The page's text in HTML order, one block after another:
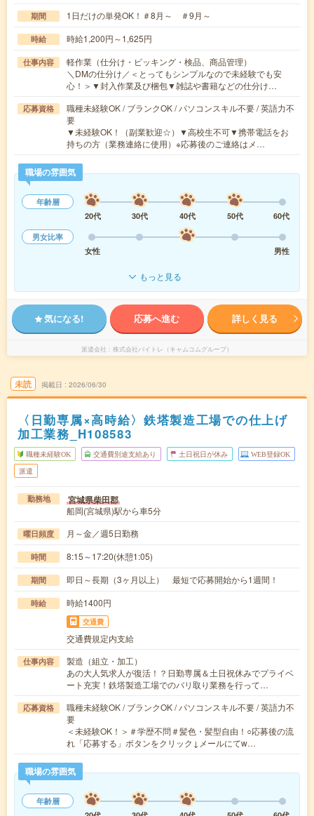
期間 1日だけの単発OK！＃8月～ ＃9月～
時給 時給1,200円～1,625円
仕事内容
軽作業（仕分け・ピッキング・検品、商品管理）
＼DMの仕分け／＜とってもシンプルなので未経験でも安
心！＞▼封入作業及び梱包▼雑誌や書籍などの仕分け…
応募資格
職種未経験OK / ブランクOK / パソコンスキル不要 / 英語力不
要
▼未経験OK！（副業歓迎☆）▼高校生不可▼携帯電話をお
持ちの方（業務連絡に使用）※応募後のご連絡はメ…
職場の雰囲気
年齢層
20代
30代 40代 50代
60代
男女比率
女性
男性
もっと見る
気になる! 応募へ進む 詳しく見る
派遣会社 株式会社バイトレ（キャムコムグループ）
未読 掲載日 2026/06/30
〈日勤専属×高時給〉鉄塔製造工場での仕上げ
加工業務_H108583
職種未経験OK 交通費別途支給あり 土日祝日が休み WEB登録OK
派遣
勤務地 宮城県柴田郡
船岡(宮城県)駅から車5分
曜日頻度 月～金／週5日勤務
時間 8:15～17:20(休憩1:05)
期間 即日～長期（3ヶ月以上） 最短で応募開始から1週間！
時給 時給1400円
交通費
交通費規定内支給
仕事内容
製造（組立・加工）
あの大人気求人が復活！？日勤専属＆土日祝休みでプライベ
ート充実！鉄塔製造工場でのバリ取り業務を行って…
応募資格
職種未経験OK / ブランクOK / パソコンスキル不要 / 英語力不
要
＜未経験OK！＞＃学歴不問＃髪色・髪型自由！○応募後の流
れ「応募する」ボタンをクリック↓メールにてw…
職場の雰囲気
年齢層